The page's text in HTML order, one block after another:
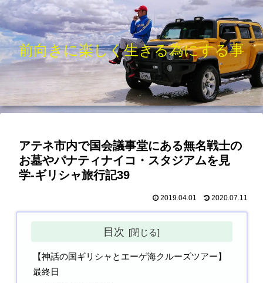
前向きに楽しく生きる為にする事
アテネ市内で国会議事堂にある無名戦士の
お墓やパナティナイコ・スタジアムを見
学-ギリシャ旅行記39
2019.04.01 2020.07.11
目次
【神話の国ギリシャとエーゲ海クルーズツアー】
最終日